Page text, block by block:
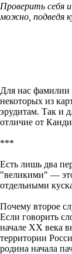
Проверить себя
можно, подведя
Для нас фамилии
некоторых из
эрудитам. Так и
отличие от
***
Есть лишь два
"великими" —
отдельными
Почему второе
Если говорить
начале ХХ века
территории
родина начала